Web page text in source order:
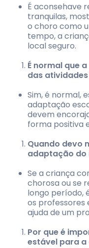
É aconsehave
tranquilas,
o choro como
tempo, a
local seguro.
É normal que
das
Sim, é normal,
adaptação
devem
forma positiva
Quando devo
adaptação do
Se a criança
chorosa ou se
longo período,
os professores
ajuda de um
Por que é
estável para a